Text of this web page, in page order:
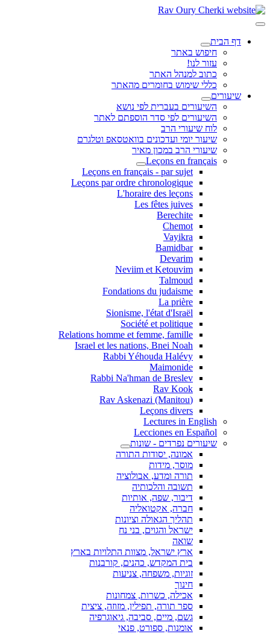
דף הבית
חיפוש באתר
עזור לנו!
כתוב למנהל האתר
כללי שימוש בחומרים מהאתר
שיעורים
השיעורים בעברית לפי נושא
השיעורים לפי סדר הוספתם לאתר
לוח שיעורי הרב
שיעור יומי ועדכונים בוואטסאפ וטלגרם
שיעורי הרב במכון מאיר
Leçons en français
Leçons en français - par sujet
Leçons par ordre chronologique
L'horaire des leçons
Les fêtes juives
Berechite
Chemot
Vayikra
Bamidbar
Devarim
Neviim et Ketouvim
Talmoud
Fondations du judaisme
La prière
Sionisme, l'état d'Israël
Société et politique
Relations homme et femme, famille
Israel et les nations, Bnei Noah
Rabbi Yéhouda Halévy
Maimonide
Rabbi Na'hman de Breslev
Rav Kook
(Rav Askenazi (Manitou
Leçons divers
Lectures in English
Lecciones en Español
שיעורים נפרדים - שונות
אמונה, יסודות התורה
מוסר, מידות
תורה ומדע, אבולוציה
תשובה והלכותיה
דיבור, שפה, אותיות
חברה, אקטואליה
תהליך הגאולה וציונות
ישראל והגוים, בני נח
שואה
ארץ ישראל, מצוות התלויות בארץ
בית המקדש, כהנים, קורבנות
זוגיות, משפחה, צניעות
חינוך
אכילה, כשרות, צמחונות
ספר תורה, תפילין, מזוזה, ציצית
גשם, מיים, סביבה, גיאוגרפיה
אומנות, ספורט, פנאי